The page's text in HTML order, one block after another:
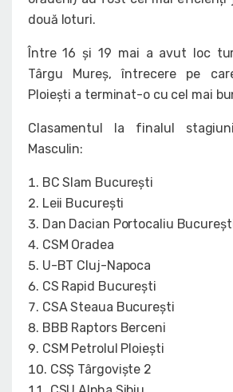
două loturi.
Între 16 și 19 mai a avut loc
Târgu Mureș, întrecere pe
Ploiești a terminat-o cu cel mai
Clasamentul la finalul
Masculin:
BC Slam București
Leii București
Dan Dacian Portocaliu
CSM Oradea
U-BT Cluj-Napoca
CS Rapid București
CSA Steaua București
BBB Raptors Berceni
CSM Petrolul Ploiești
CSȘ Târgoviște 2